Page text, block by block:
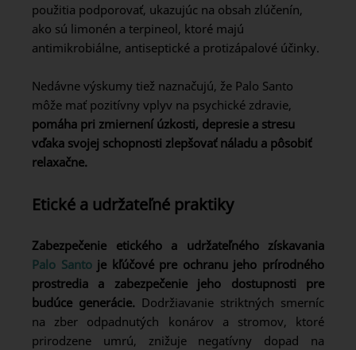
použitia podporovať, ukazujúc na obsah zlúčenín,
ako sú limonén a terpineol, ktoré majú
antimikrobiálne, antiseptické a protizápalové účinky.
Nedávne výskumy tiež naznačujú, že Palo Santo
môže mať pozitívny vplyv na psychické zdravie,
pomáha pri zmiernení úzkosti, depresie a stresu
vďaka svojej schopnosti zlepšovať náladu a pôsobiť
relaxačne.
Etické a udržateľné praktiky
Zabezpečenie etického a udržateľného získavania
Palo Santoje kľúčové pre ochranu jeho prírodného
prostredia a zabezpečenie jeho dostupnosti pre
budúce generácie. Dodržiavanie striktných smerníc
na zber odpadnutých konárov a stromov, ktoré
prirodzene umrú, znižuje negatívny dopad na